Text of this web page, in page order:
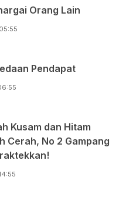
Orang Lain
Pendapat
Kusam dan Hitam
Cerah, No 2 Gampang